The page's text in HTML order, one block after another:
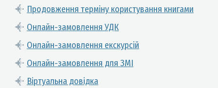
Продовження терміну користування книгами
Онлайн-замовлення УДК
Онлайн-замовлення екскурсій
Онлайн-замовлення для ЗМІ
Віртуальна довідка